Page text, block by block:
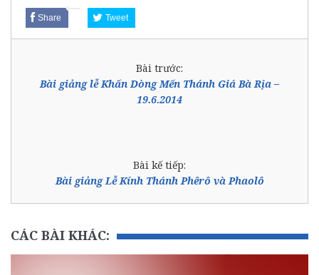
Share Tweet
Bài trước:
Bài giảng lễ Khấn Dòng Mến Thánh Giá Bà Rịa –
19.6.2014
Bài kế tiếp:
Bài giảng Lễ Kính Thánh Phêrô và Phaolô
CÁC BÀI KHÁC: